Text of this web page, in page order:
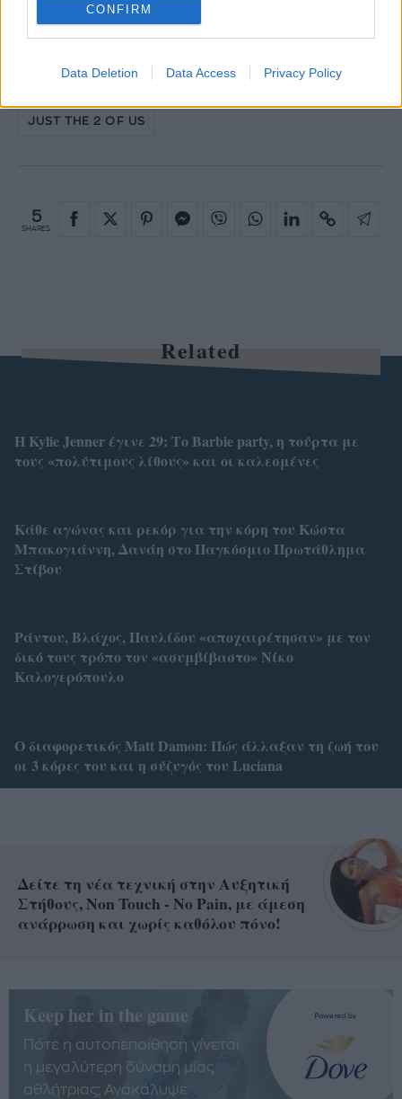
CONFIRM
Data Deletion Data Access Privacy Policy
ΔΕΣΠΟΙΝΑ ΒΑΝΔΗ JUST THE TWO OF US
JUST THE 2 OF US
5
SHARES
Related
Η Kylie Jenner έγινε 29: Το Barbie party, η τούρτα με
τους «πολύτιμους λίθους» και οι καλεσμένες
Κάθε αγώνας και ρεκόρ για την κόρη του Kώστα
Μπακογιάννη, Δανάη στο Παγκόσμιο Πρωτάθλημα
Στίβου
Ράντου, Βλάχος, Παυλίδου «αποχαιρέτησαν» με τον
δικό τους τρόπο τον «ασυμβίβαστο» Νίκο
Καλογερόπουλο
Ο διαφορετικός Matt Damon: Πώς άλλαξαν τη ζωή του
οι 3 κόρες του και η σύζυγός του Luciana
Δείτε τη νέα τεχνική στην Αυξητική
Στήθους, Non Touch - No Pain, με άμεση
ανάρρωση και χωρίς καθόλου πόνο!
Keep her in the game
Πότε η αυτοπεποίθηση γίνεται
η μεγαλύτερη δύναμη μίας
αθλήτριας; Ανακάλυψε